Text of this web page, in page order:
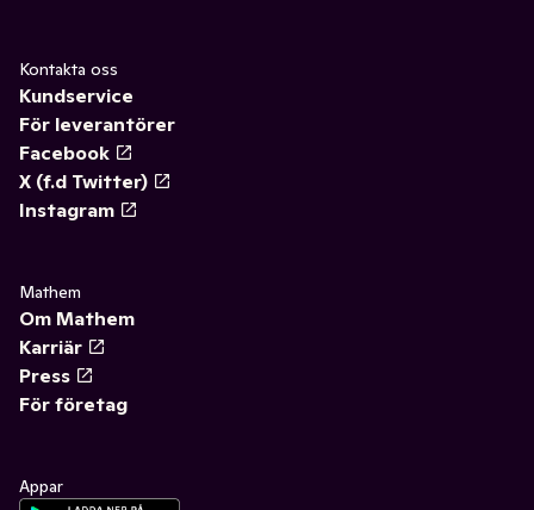
Kontakta oss
Kundservice
För leverantörer
Facebook
X (f.d Twitter)
Instagram
Mathem
Om Mathem
Karriär
Press
För företag
Appar